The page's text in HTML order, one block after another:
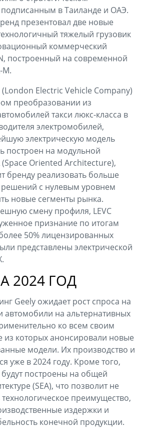
подписанным в Таиланде и ОАЭ.
презентовал две новые
тяжелый грузовик
коммерческий
построенный на современной
M.
(London Electric Vehicle Company)
преобразовании из
такси люкс-класса в
электромобилей,
электрическую модель
построен на модульной
(Space Oriented Architecture),
бренду реализовать больше
с нулевым уровнем
новые сегменты рынка.
смену профиля, LEVC
признание по итогам
50% лицензированных
представлены электрической
2024 ГОД
Geely ожидает рост спроса на
автомобили на альтернативных
ко всем своим
из которых анонсировали новые
модели. Их производство и
уже в 2024 году. Кроме того,
построены на общей
(SEA), что позволит не
преимущество,
издержки и
конечной продукции.